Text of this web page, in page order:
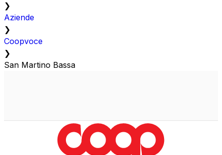
❯
Aziende
❯
Coopvoce
❯
San Martino Bassa